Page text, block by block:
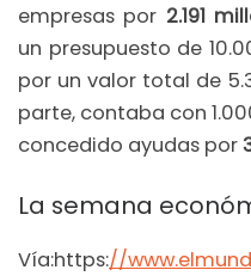
empresas por 2.191
un presupuesto de
por un valor total de
parte, contaba con
concedido ayudas por
La semana
Vía:https://